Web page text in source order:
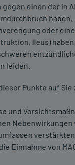
gegen einen der in
haben,
oder
Ileus)
leiden.
Punkte auf
und
Einnahme von